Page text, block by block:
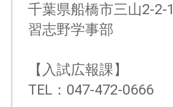
千葉県船橋市三山2-2-1
習志野学事部
【入試広報課】
TEL：047-472-0666